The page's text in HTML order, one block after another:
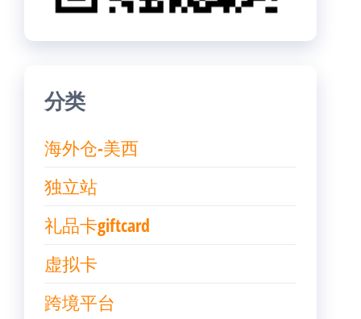
分类
海外仓-美西
独立站
礼品卡giftcard
虚拟卡
跨境平台